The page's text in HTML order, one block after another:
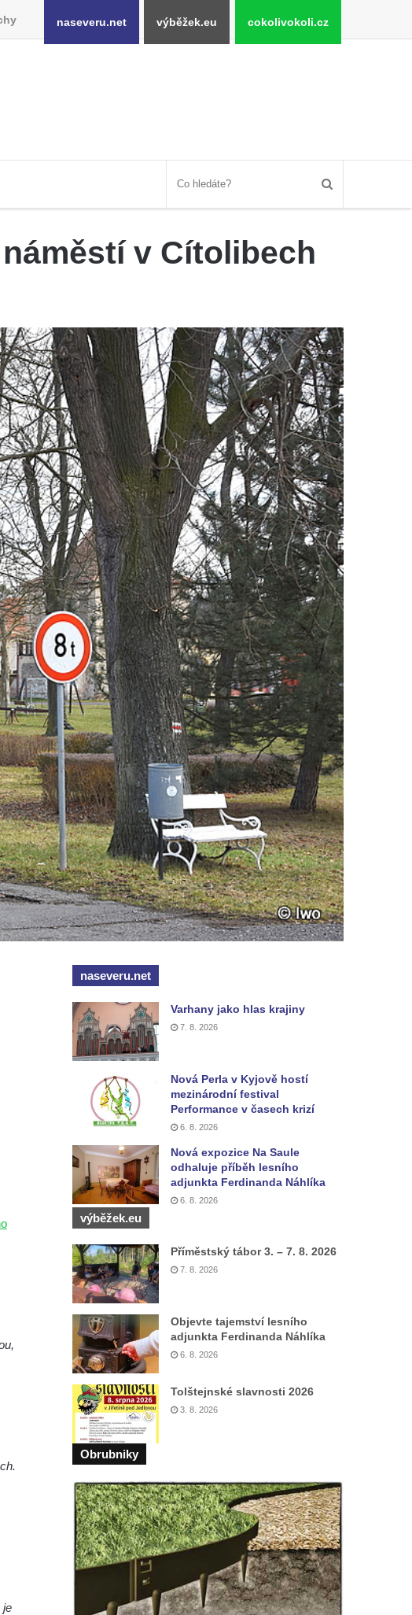
naseveru.net výběžek.eu cokolivokoli.cz
v Cítolibech
je
naseveru.net
Varhany jako hlas krajiny
7. 8. 2026
Nová Perla v Kyjově hostí
mezinárodní festival
Performance v časech krizí
6. 8. 2026
Nová expozice Na Saule
odhaluje příběh lesního
adjunkta Ferdinanda Náhlíka
6. 8. 2026
výběžek.eu
Příměstský tábor 3. – 7. 8. 2026
7. 8. 2026
Objevte tajemství lesního
adjunkta Ferdinanda Náhlíka
6. 8. 2026
Tolštejnské slavnosti 2026
3. 8. 2026
Obrubniky